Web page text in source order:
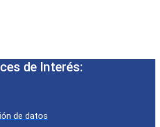
de Interés:
de datos